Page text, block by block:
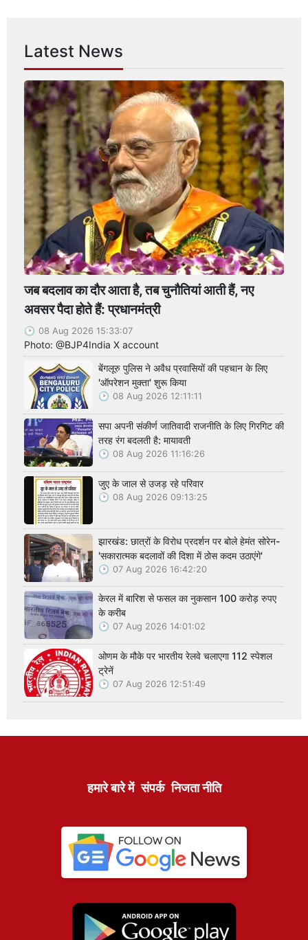
Latest News
जब बदलाव का दौर आता है, तब चुनौतियां आती हैं, नए
अवसर पैदा होते हैं: प्रधानमंत्री
08 Aug 2026 15:33:07
Photo: @BJP4India X account
बेंगलूरु पुलिस ने अवैध प्रवासियों की पहचान के लिए
'ऑपरेशन मुक्ता' शुरू किया
08 Aug 2026 12:11:11
सपा अपनी संकीर्ण जातिवादी राजनीति के लिए गिरगिट की
तरह रंग बदलती है: मायावती
08 Aug 2026 11:16:26
जुए के जाल से उजड़ रहे परिवार
08 Aug 2026 09:13:25
झारखंड: छात्रों के विरोध प्रदर्शन पर बोले हेमंत सोरेन-
'सकारात्मक बदलावों की दिशा में ठोस कदम उठाएंगे'
07 Aug 2026 16:42:20
केरल में बारिश से फसल का नुकसान 100 करोड़ रुपए
के करीब
07 Aug 2026 14:01:02
ओणम के मौके पर भारतीय रेलवे चलाएगा 112 स्पेशल
ट्रेनें
07 Aug 2026 12:51:49
हमारे बारे में संपर्क निजता नीति